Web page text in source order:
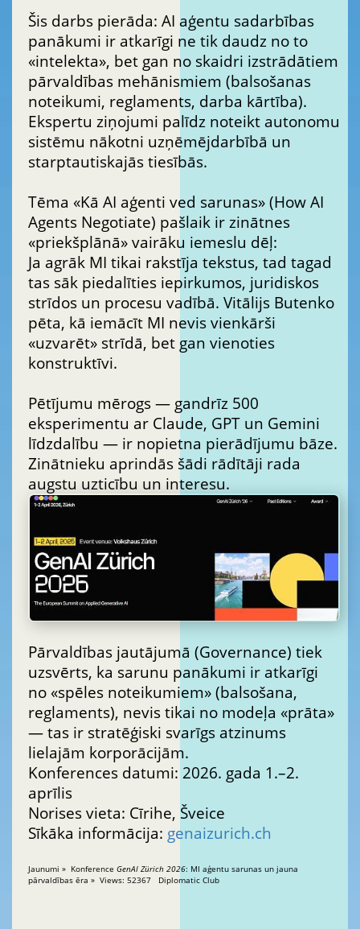
Šis darbs pierāda: AI aģentu sadarbības
panākumi ir atkarīgi ne tik daudz no to
«intelekta», bet gan no skaidri izstrādātiem
pārvaldības mehānismiem (balsošanas
noteikumi, reglaments, darba kārtība).
Ekspertu ziņojumi palīdz noteikt autonomu
sistēmu nākotni uzņēmējdarbībā un
starptautiskajās tiesībās.
Tēma «Kā AI aģenti ved sarunas» (How AI
Agents Negotiate) pašlaik ir zinātnes
«priekšplānā» vairāku iemeslu dēļ:
Ja agrāk MI tikai rakstīja tekstus, tad tagad
tas sāk piedalīties iepirkumos, juridiskos
strīdos un procesu vadībā. Vitālijs Butenko
pēta, kā iemācīt MI nevis vienkārši
«uzvarēt» strīdā, bet gan vienoties
konstruktīvi.
Pētījumu mērogs — gandrīz 500
eksperimentu ar Claude, GPT un Gemini
līdzdalību — ir nopietna pierādījumu bāze.
Zinātnieku aprindās šādi rādītāji rada
augstu uzticību un interesu.
Pārvaldības jautājumā (Governance) tiek
uzsvērts, ka sarunu panākumi ir atkarīgi
no «spēles noteikumiem» (balsošana,
reglaments), nevis tikai no modeļa «prāta»
— tas ir stratēģiski svarīgs atzinums
lielajām korporācijām.
Konferences datumi: 2026. gada 1.–2.
aprīlis
Norises vieta: Cīrihe, Šveice
Sīkāka informācija: genaizurich.ch
Jaunumi » Konference GenAI Zürich 2026: MI aģentu sarunas un jauna
pārvaldības ēra » Views: 52367 Diplomatic Club